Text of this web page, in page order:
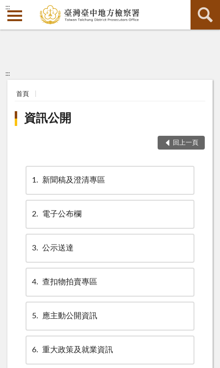
:::
:::
首頁
資訊公開
回上一頁
1 新聞稿及澄清專區
2 電子公布欄
3 公示送達
4 查扣物拍賣專區
5 應主動公開資訊
6 重大政策及就業資訊